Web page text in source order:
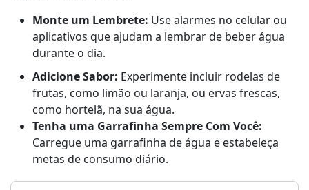
Monte um Lembrete: Use alarmes no celular ou
aplicativos que ajudam a lembrar de beber água
durante o dia.
Adicione Sabor: Experimente incluir rodelas de
frutas, como limão ou laranja, ou ervas frescas,
como hortelã, na sua água.
Tenha uma Garrafinha Sempre Com Você:
Carregue uma garrafinha de água e estabeleça
metas de consumo diário.